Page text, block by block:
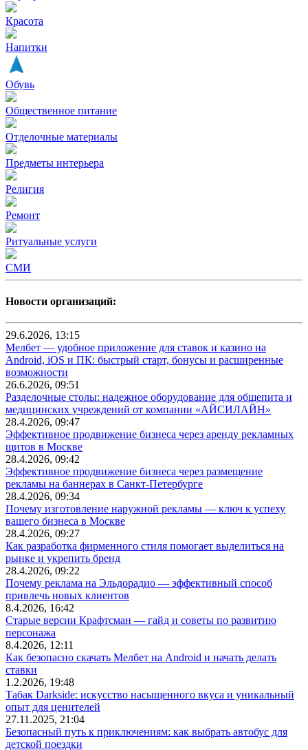
Красота
Напитки
Обувь
Общественное питание
Отделочные материалы
Предметы интерьера
Религия
Ремонт
Ритуальные услуги
СМИ
Новости организаций:
29.6.2026, 13:15
Мелбет — удобное приложение для ставок и казино на
Android, iOS и ПК: быстрый старт, бонусы и расширенные
возможности
26.6.2026, 09:51
Разделочные столы: надежное оборудование для общепита и
медицинских учреждений от компании «АЙСИЛАЙН»
28.4.2026, 09:47
Эффективное продвижение бизнеса через аренду рекламных
щитов в Москве
28.4.2026, 09:42
Эффективное продвижение бизнеса через размещение
рекламы на баннерах в Санкт-Петербурге
28.4.2026, 09:34
Почему изготовление наружной рекламы — ключ к успеху
вашего бизнеса в Москве
28.4.2026, 09:27
Как разработка фирменного стиля помогает выделиться на
рынке и укрепить бренд
28.4.2026, 09:22
Почему реклама на Эльдорадио — эффективный способ
привлечь новых клиентов
8.4.2026, 16:42
Старые версии Крафтсман — гайд и советы по развитию
персонажа
8.4.2026, 12:11
Как безопасно скачать Мелбет на Android и начать делать
ставки
1.2.2026, 19:48
Табак Darkside: искусство насыщенного вкуса и уникальный
опыт для ценителей
27.11.2025, 21:04
Безопасный путь к приключениям: как выбрать автобус для
детской поездки